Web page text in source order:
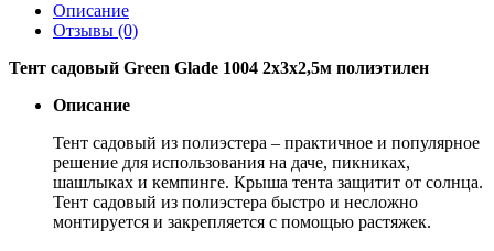
Описание
Отзывы (0)
Тент садовый Green Glade 1004 2х3х2,5м полиэтилен
Описание
Тент садовый из полиэстера – практичное и популярное
решение для использования на даче, пикниках,
шашлыках и кемпинге. Крыша тента защитит от солнца.
Тент садовый из полиэстера быстро и несложно
монтируется и закрепляется с помощью растяжек.